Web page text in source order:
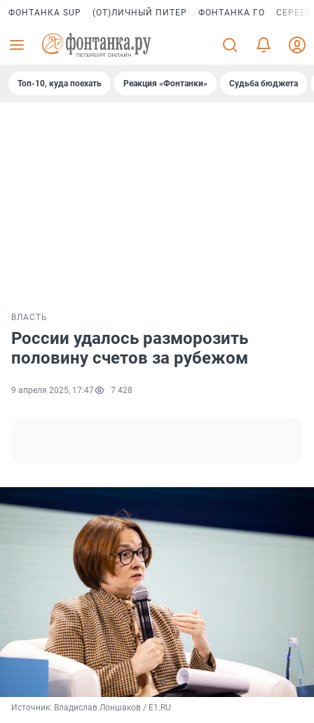
ФОНТАНКА SUP (ОТ)ЛИЧНЫЙ ПИТЕР ФОНТАНКА ГО
Топ-10, куда поехать Реакция «Фонтанки» Судьба бюджета
ВЛАСТЬ
России удалось разморозить
половину счетов за рубежом
9 апреля 2025, 17:47 7 428
Источник: Владислав Лоншаков / E1.RU